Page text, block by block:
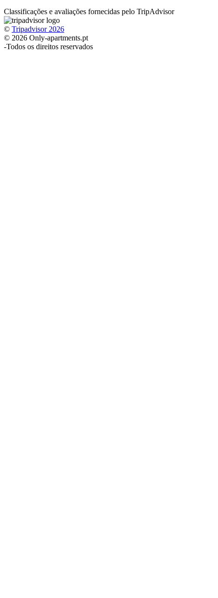
Classificações e avaliações fornecidas pelo TripAdvisor
© Tripadvisor 2026
© 2026 Only-apartments.pt
-Todos os direitos reservados